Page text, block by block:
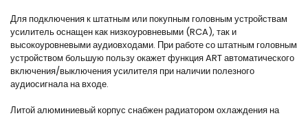
Для подключения к штатным или покупным головным устройствам
усилитель оснащен как низкоуровневыми (RCA), так и
высокоуровневыми аудиовходами. При работе со штатным головным
устройством большую пользу окажет функция ART автоматического
включения/выключения усилителя при наличии полезного
аудиосигнала на входе.
Литой алюминиевый корпус снабжен радиатором охлаждения на